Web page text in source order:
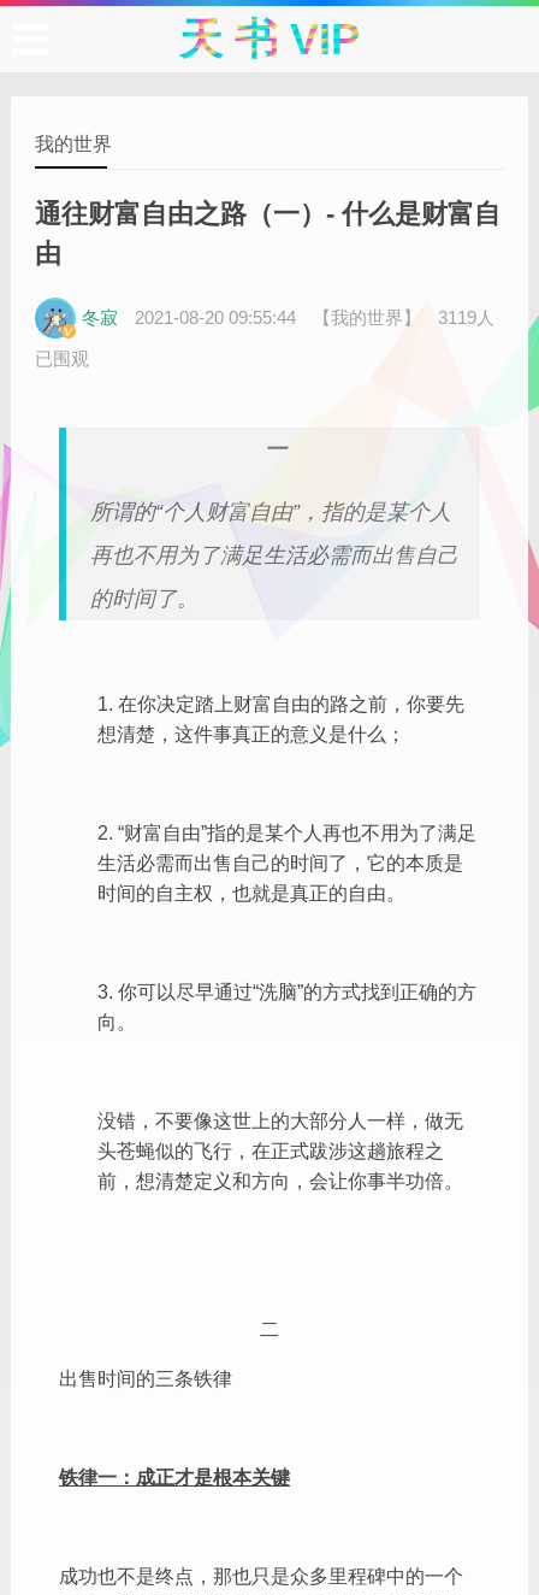
天 书 VIP
我的世界
通往财富自由之路（一）- 什么是财富自
由
冬寂 2021-08-20 09:55:44 【我的世界】
3119人
已围观
一
所谓的“个人财富自由”，指的是某个人
再也不用为了满足生活必需而出售自己
的时间了。
1. 在你决定踏上财富自由的路之前，你要先
想清楚，这件事真正的意义是什么；
2. “财富自由”指的是某个人再也不用为了满足
生活必需而出售自己的时间了，它的本质是
时间的自主权，也就是真正的自由。
3. 你可以尽早通过“洗脑”的方式找到正确的方
向。
没错，不要像这世上的大部分人一样，做无
头苍蝇似的飞行，在正式跋涉这趟旅程之
前，想清楚定义和方向，会让你事半功倍。
二
出售时间的三条铁律
铁律一：成正才是根本关键
成功也不是终点，那也只是众多里程碑中的一个